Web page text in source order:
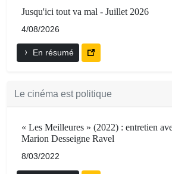
Jusqu'ici tout va mal - Juillet 2026
4/08/2026
En résumé
Le cinéma est politique
« Les Meilleures » (2022) : entretien
Marion Desseigne Ravel
8/03/2022